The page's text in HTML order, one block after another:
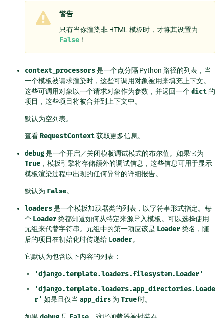
警告
只有当你渲染非 HTML 模板时，才将其设置为
False！
context_processors是一个点分隔 Python 路径的列表，当
一个模板被请求渲染时，这些可调用对象被用来填充上下文。
这些可调用对象以一个请求对象作为参数，并返回一个dict的
项目，这些项目将被合并到上下文中。
默认为空列表。
查看RequestContext获取更多信息。
debug是一个开启／关闭模板调试模式的布尔值。如果它为
True，模板引擎将存储额外的调试信息，这些信息可用于显示
模板渲染过程中出现的任何异常的详细报告。
默认为 False。
loaders是一个模板加载器类的列表，以字符串形式指定。每
个 Loader类都知道如何从特定来源导入模板。可以选择使用
元组来代替字符串。元组中的第一项应该是 Loader类名，随
后的项目在初始化时传递给 Loader。
它默认为包含以下内容的列表：
'django.template.loaders.filesystem.Loader'
'django.template.loaders.app_directories.Loade
r' 如果且仅当 app_dirs为 True时。